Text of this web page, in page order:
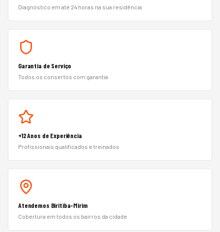
Diagnóstico em até 24 horas na sua residência
Garantia de Serviço
Todos os consertos com garantia
+12 Anos de Experiência
Profissionais qualificados e treinados
Atendemos Biritiba-Mirim
Cobertura em todos os bairros da cidade